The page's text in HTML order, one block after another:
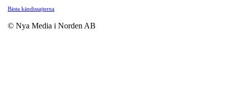
Bästa kändissajterna
© Nya Media i Norden AB